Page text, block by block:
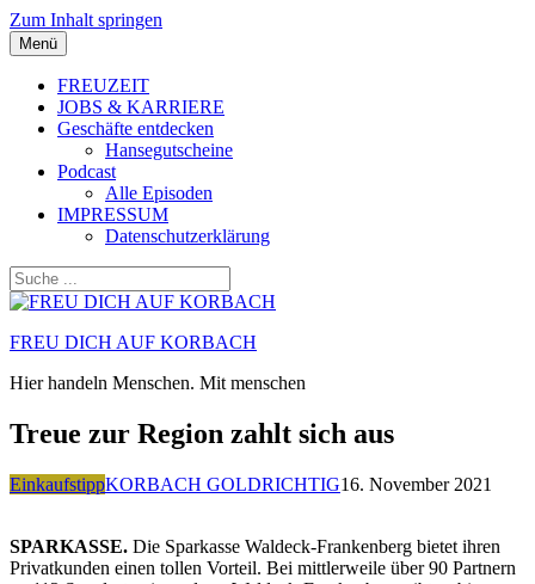
Zum Inhalt springen
Menü
FREUZEIT
JOBS & KARRIERE
Geschäfte entdecken
Hansegutscheine
Podcast
Alle Episoden
IMPRESSUM
Datenschutzerklärung
FREU DICH AUF KORBACH
Hier handeln Menschen. Mit menschen
Treue zur Region zahlt sich aus
EinkaufstippKORBACH GOLDRICHTIG16. November 2021
SPARKASSE. Die Sparkasse Waldeck-Frankenberg bietet ihren
Privatkunden einen tollen Vorteil. Bei mittlerweile über 90 Partnern